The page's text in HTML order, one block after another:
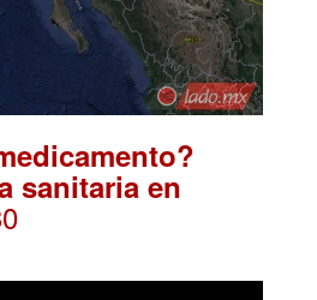
sanitaria en